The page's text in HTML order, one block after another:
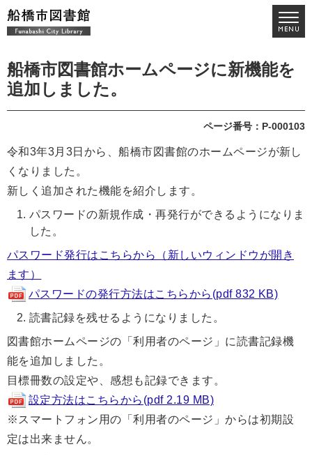
船橋市図書館ホームページに新機能を
追加しました。
ページ番号：P-000103
令和3年3月3日から、船橋市図書館のホームページが新し
くなりました。
新しく追加された機能を紹介します。
パスワードの新規作成・再発行ができるようになりま
した。
パスワード発行はこちらから（新しいウィンドウが開き
ます）
パスワードの発行方法はこちらから(pdf 832 KB)
読書記録を残せるようになりました。
図書館ホームページの「利用者のページ」に読書記録機
能を追加しました。
目標冊数の設定や、感想も記録できます。
設定方法はこちらから(pdf 2.19 MB)
※スマートフォン用の「利用者のページ」からは初期設
定は出来ません。